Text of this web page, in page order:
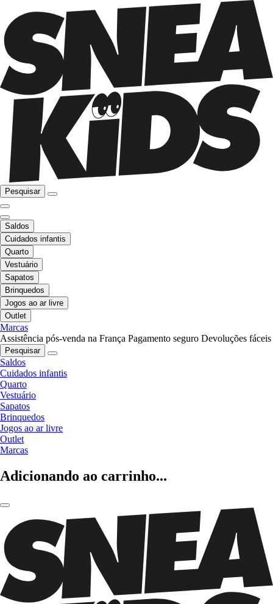
Pesquisar
Saldos
Cuidados infantis
Quarto
Vestuário
Sapatos
Brinquedos
Jogos ao ar livre
Outlet
Marcas
Assistência pós-venda na França Pagamento seguro Devoluções fáceis
Pesquisar
Saldos
Cuidados infantis
Quarto
Vestuário
Sapatos
Brinquedos
Jogos ao ar livre
Outlet
Marcas
Adicionando ao carrinho...